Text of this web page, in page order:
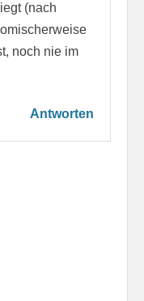
(nach
noch nie im
Antworten